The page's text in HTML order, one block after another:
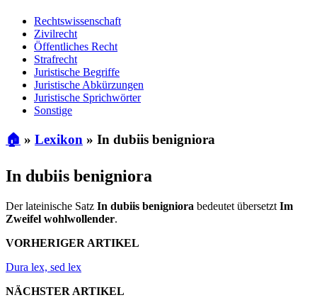
Rechtswissenschaft
Zivilrecht
Öffentliches Recht
Strafrecht
Juristische Begriffe
Juristische Abkürzungen
Juristische Sprichwörter
Sonstige
🏠 » Lexikon » In dubiis benigniora
In dubiis benigniora
Der lateinische Satz In dubiis benigniora bedeutet übersetzt Im
Zweifel wohlwollender.
VORHERIGER ARTIKEL
Dura lex, sed lex
NÄCHSTER ARTIKEL